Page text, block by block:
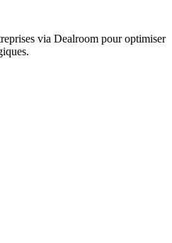
via Dealroom pour optimiser